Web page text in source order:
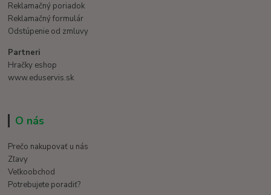
Reklamačný poriadok
Reklamačný formulár
Odstúpenie od zmluvy
Partneri
Hračky eshop
www.eduservis.sk
O nás
Prečo nakupovať u nás
Zľavy
Veľkoobchod
Potrebujete poradiť?